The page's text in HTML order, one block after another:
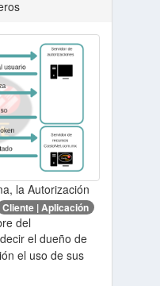
la Autorización
Cliente | Aplicación
del
el dueño de
el uso de sus